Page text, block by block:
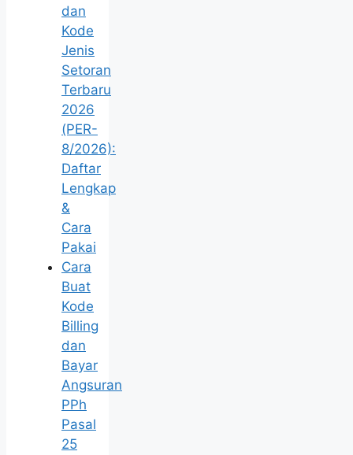
dan
Kode
Jenis
Setoran
Terbaru
2026
(PER-
8/2026):
Daftar
Lengkap
&
Cara
Pakai
Cara
Buat
Kode
Billing
dan
Bayar
Angsuran
PPh
Pasal
25